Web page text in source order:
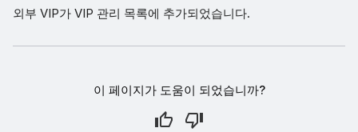
외부 VIP가 VIP 관리 목록에 추가되었습니다.
이 페이지가 도움이 되었습니까?